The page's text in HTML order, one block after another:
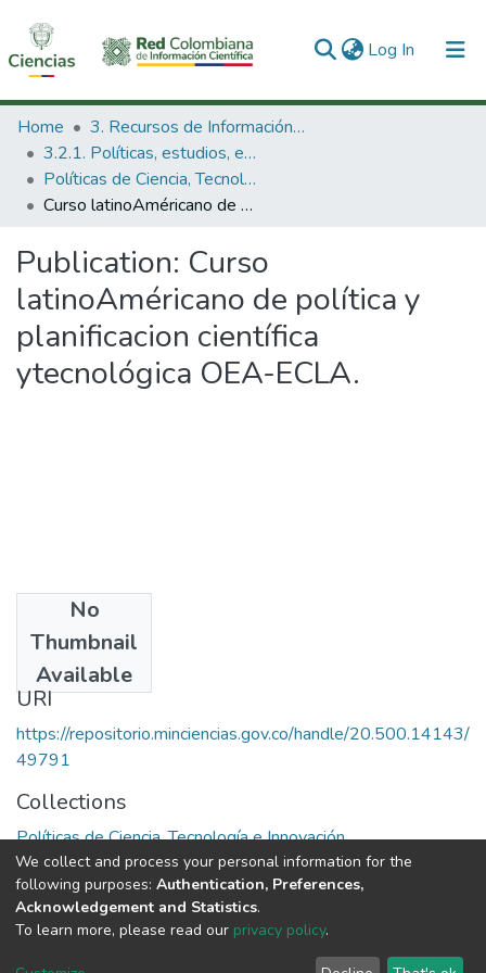
Log In (current)
Communities & Collections
All of DSpace
Statistics
Home
3. Recursos de Información Científica y Tecnológica
3.2.1. Políticas, estudios, evaluaciones e indicadores de CTeI
Políticas de Ciencia, Tecnología e Innovación
Curso latinoAméricano de política y planificacion científica ytecnológica OEA-ECLA.
Publication: Curso
latinoAméricano de política y
planificacion científica
ytecnológica OEA-ECLA.
No
Thumbnail
Available
1977
URI
https://repositorio.minciencias.gov.co/handle/20.500.14143/
49791
Collections
Políticas de Ciencia, Tecnología e Innovación
Full item page
DSpace software copyright © 2002-2026
Cookie End User Send
We collect and process your personal information for the
following purposes: Authentication, Preferences,
Acknowledgement and Statistics.
To learn more, please read our privacy policy.